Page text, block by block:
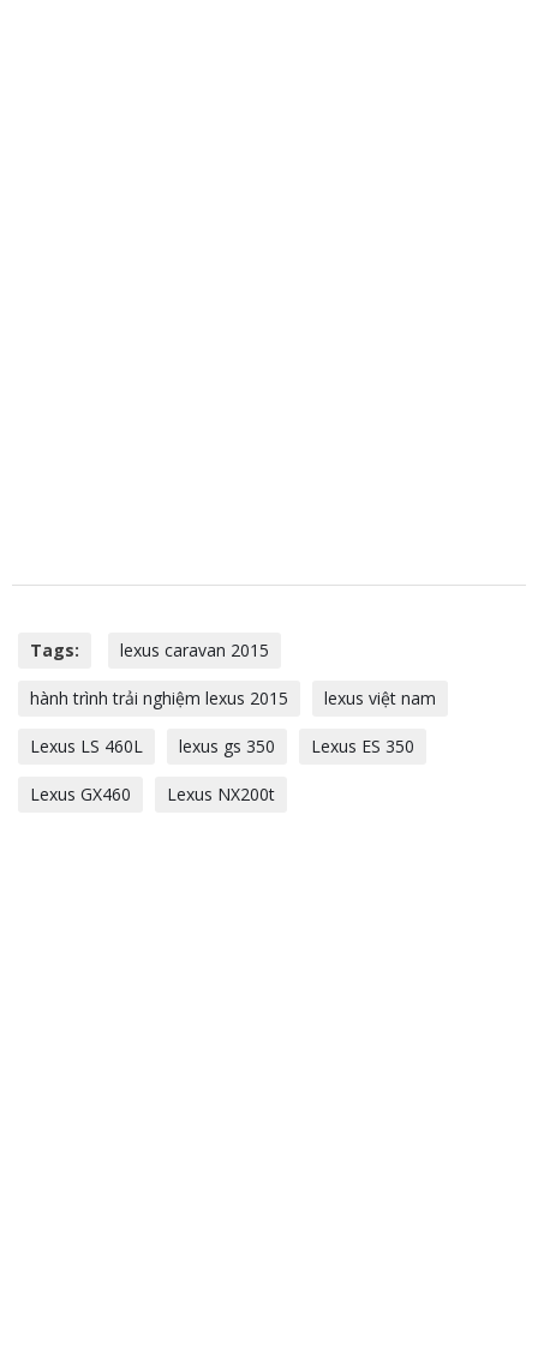
Tags: lexus caravan 2015
hành trình trải nghiệm lexus 2015 lexus việt nam
Lexus LS 460L lexus gs 350 Lexus ES 350
Lexus GX460 Lexus NX200t